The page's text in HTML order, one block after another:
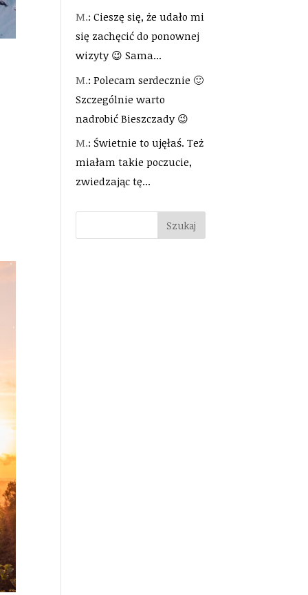
M.: Cieszę się, że udało mi
się zachęcić do ponownej
wizyty 😉 Sama...
M.: Polecam serdecznie 🙂
Szczególnie warto
nadrobić Bieszczady 😉
M.: Świetnie to ujęłaś. Też
miałam takie poczucie,
zwiedzając tę...